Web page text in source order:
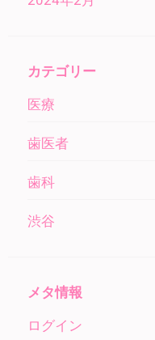
カテゴリー
医療
歯医者
歯科
渋谷
メタ情報
ログイン